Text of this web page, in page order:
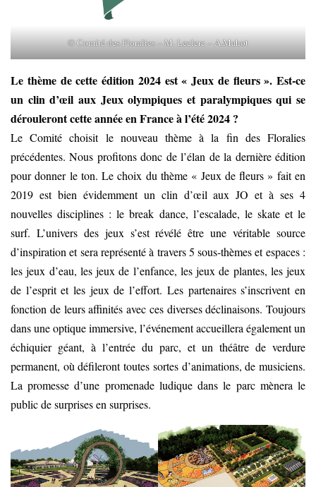
© Comité des Floralies – M. Leclerc – A.Mahot
Le thème de cette édition 2024 est « Jeux de fleurs ». Est-ce
un clin d’œil aux Jeux olympiques et paralympiques qui se
dérouleront cette année en France à l’été 2024 ?
Le Comité choisit le nouveau thème à la fin des Floralies
précédentes. Nous profitons donc de l’élan de la dernière édition
pour donner le ton. Le choix du thème « Jeux de fleurs » fait en
2019 est bien évidemment un clin d’œil aux JO et à ses 4
nouvelles disciplines : le break dance, l’escalade, le skate et le
surf. L’univers des jeux s’est révélé être une véritable source
d’inspiration et sera représenté à travers 5 sous-thèmes et espaces :
les jeux d’eau, les jeux de l’enfance, les jeux de plantes, les jeux
de l’esprit et les jeux de l’effort. Les partenaires s’inscrivent en
fonction de leurs affinités avec ces diverses déclinaisons. Toujours
dans une optique immersive, l’événement accueillera également un
échiquier géant, à l’entrée du parc, et un théâtre de verdure
permanent, où défileront toutes sortes d’animations, de musiciens.
La promesse d’une promenade ludique dans le parc mènera le
public de surprises en surprises.